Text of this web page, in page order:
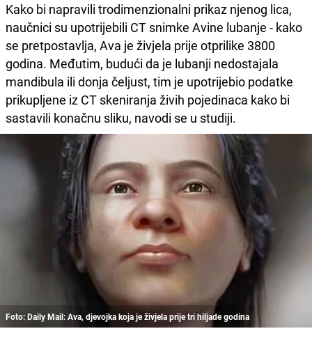
Kako bi napravili trodimenzionalni prikaz njenog lica,
naučnici su upotrijebili CT snimke Avine lubanje - kako
se pretpostavlja, Ava je živjela prije otprilike 3800
godina. Međutim, budući da je lubanji nedostajala
mandibula ili donja čeljust, tim je upotrijebio podatke
prikupljene iz CT skeniranja živih pojedinaca kako bi
sastavili konačnu sliku, navodi se u studiji.
Foto: Daily Mail: Ava, djevojka koja je živjela prije tri hiljade godina